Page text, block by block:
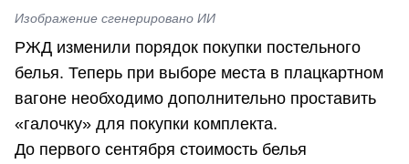
Изображение сгенерировано ИИ
РЖД изменили порядок покупки постельного
белья. Теперь при выборе места в плацкартном
вагоне необходимо дополнительно проставить
«галочку» для покупки комплекта.
До первого сентября стоимость белья